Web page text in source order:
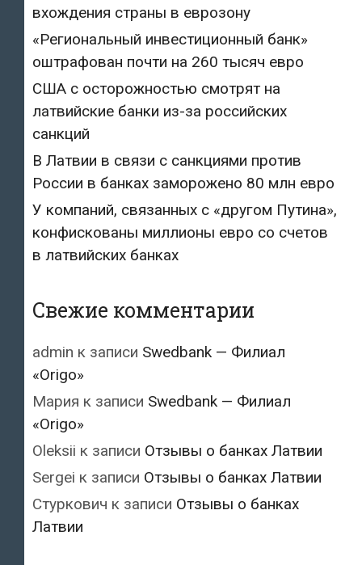
вхождения страны в еврозону
«Региональный инвестиционный банк»
оштрафован почти на 260 тысяч евро
США с осторожностью смотрят на
латвийские банки из-за российских
санкций
В Латвии в связи с санкциями против
России в банках заморожено 80 млн евро
У компаний, связанных с «другом Путина»,
конфискованы миллионы евро со счетов
в латвийских банках
Свежие комментарии
admin к записи Swedbank — Филиал
«Origo»
Мария к записи Swedbank — Филиал
«Origo»
Oleksii к записи Отзывы о банках Латвии
Sergei к записи Отзывы о банках Латвии
Стуркович к записи Отзывы о банках
Латвии